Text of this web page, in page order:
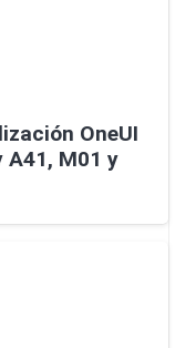
OneUI
A41, M01 y